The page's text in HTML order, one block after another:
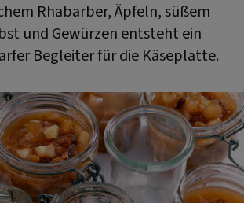
Rhabarber, Äpfeln, süßem
und Gewürzen entsteht ein
Begleiter für die Käseplatte.